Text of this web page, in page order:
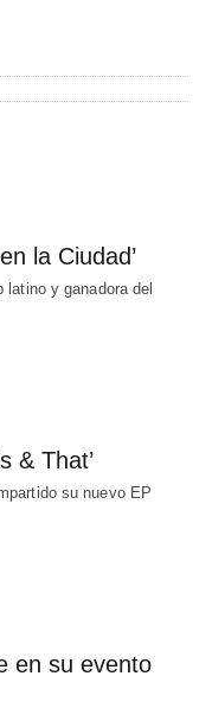
la Ciudad’
latino y ganadora del
& That’
su nuevo EP
en su evento